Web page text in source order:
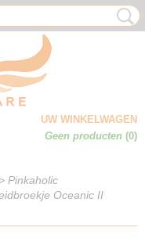
UW WINKELWAGEN
Geen producten (0)
> Pinkaholic
Oceanic II